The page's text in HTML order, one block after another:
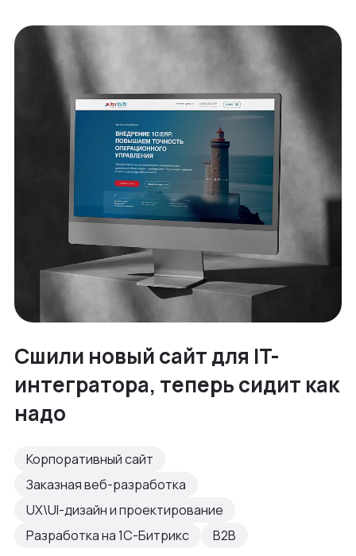
Сшили новый сайт для IT-
интегратора, теперь сидит как
надо
Корпоративный сайт
Заказная веб-разработка
UX\UI-дизайн и проектирование
Разработка на 1С-Битрикс
B2B